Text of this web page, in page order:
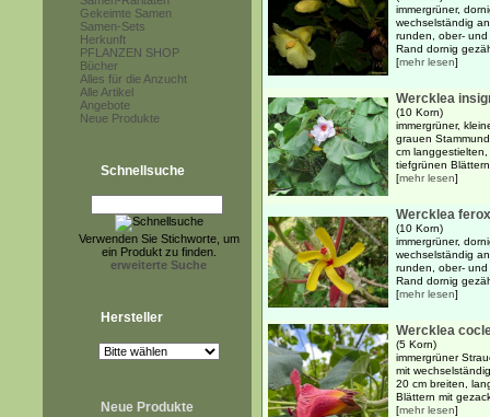
Gekeimte Samen
Samen-Sets
Herkunft
PFLANZEN SHOP
Bücher
Alles für die Anzucht
Alle Artikel
Angebote
Neue Produkte
Schnellsuche
Verwenden Sie Stichworte, um
ein Produkt zu finden.
erweiterte Suche
Hersteller
Neue Produkte
immergrüner,
wechselständig
runden, ober-
Rand dornig
[mehr lesen]
Wercklea
(10 Korn)
immergrüner,
grauen
cm
tiefgrünen
[mehr lesen]
Wercklea ferox
(10 Korn)
immergrüner,
wechselständig
runden, ober-
Rand dornig
[mehr lesen]
Wercklea
(5 Korn)
immergrüner
mit
20 cm breiten,
Blättern mit
[mehr lesen]